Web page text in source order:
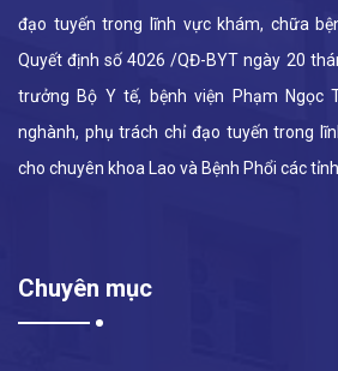
đạo tuyến trong lĩnh vực khám, chữa
Quyết định số 4026 /QĐ-BYT ngày 20
trưởng Bộ Y tế, bệnh viện Phạm Ngọc
nghành, phụ trách chỉ đạo tuyến trong
cho chuyên khoa Lao và Bệnh Phổi các
Chuyên mục